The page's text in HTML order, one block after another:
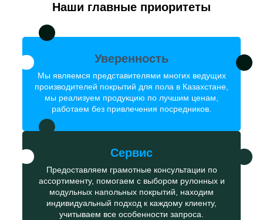
Наши главные приоритеты
Уверенность
Мы являемся представителями многих ведущих
производителей покрытий для пола в Казахстане,
мы реализуем продукцию по лучшим ценам,
работаем без привлечения посредников.
Сервис
Предоставляем грамотные консультации по
ассортименту, помогаем с выбором рулонных и
модульных напольных покрытий, находим
индивидуальный подход к каждому клиенту,
учитываем все особенности запроса.